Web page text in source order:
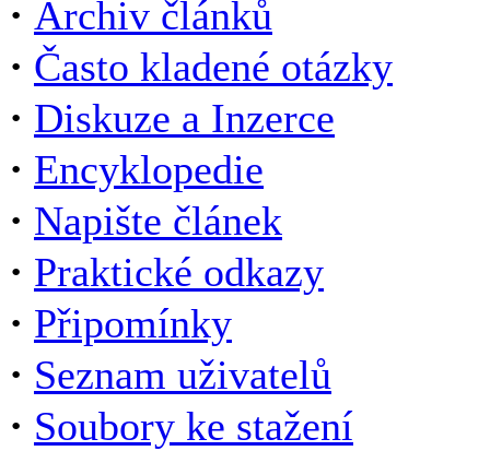
· Archiv článků
· Často kladené otázky
· Diskuze a Inzerce
· Encyklopedie
· Napište článek
· Praktické odkazy
· Připomínky
· Seznam uživatelů
· Soubory ke stažení